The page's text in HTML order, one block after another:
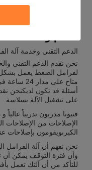
الدعم التقني وخدمة آلة
نحن نقدم الدعم التقني
لفرامل الضغط يعمل بشكل
أسئلة قد تكون لديكنحن
على تشغيل الآلة بسلاسة.
فنيونا مدربون تدريباً
الإصلاحات من الإصلاحات
الكبرىويقومون بإصلاحات
نحن نفهم أن آلة الفرامل
وأن فترة التوقف يمكن أن
للتأكد من أن آلتك تعمل